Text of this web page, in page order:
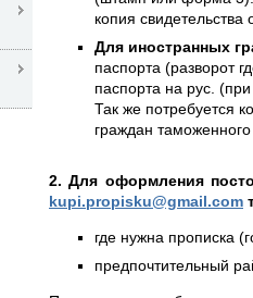
копия
Для иностранных
паспорта (разворот
паспорта на рус.
Так же потребуется
граждан
2. Для оформления
kupi.propisku@gmail.com
где нужна прописка
предпочтительный